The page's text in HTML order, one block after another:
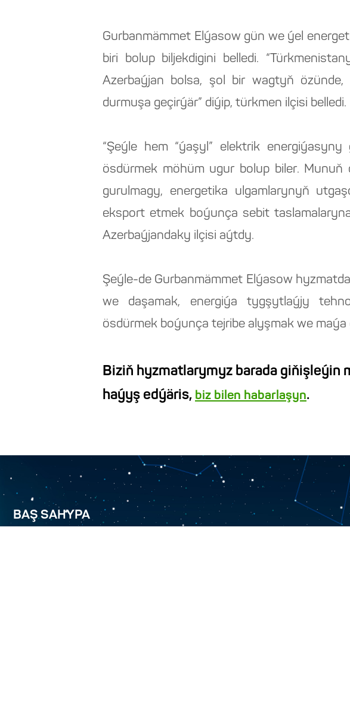
Gurbanmämmet Elýasow gün we ýel
biri bolup biljekdigini belledi.
Azerbaýjan bolsa, şol bir wagtyň
durmuşa geçirýär” diýip, türkmen ilçisi belledi.
“Şeýle hem “ýaşyl” elektrik
ösdürmek möhüm ugur bolup biler.
gurulmagy, energetika ulgamlarynyň
eksport etmek boýunça sebit
Azerbaýjandaky ilçisi aýtdy.
Şeýle-de Gurbanmämmet Elýasow
we daşamak, energiýa tygşytlaýjy
ösdürmek boýunça tejribe alyşmak we
Biziň hyzmatlarymyz barada giňişleýin
haýyş edýäris, biz bilen habarlaşyn.
BAŞ SAHYPA